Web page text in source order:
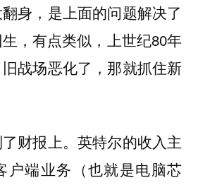
身，是上面的问题解决了
，有点类似，上世纪80年
战场恶化了，那就抓住新
财报上。英特尔的收入主
户端业务（也就是电脑芯